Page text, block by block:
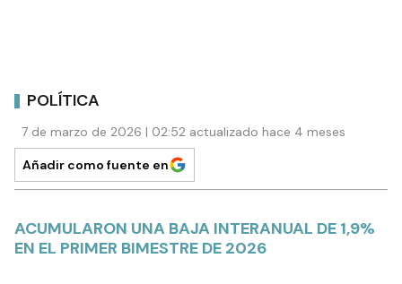
POLÍTICA
7 de marzo de 2026 | 02:52 actualizado hace 4 meses
Añadir como fuente en
ACUMULARON UNA BAJA INTERANUAL DE 1,9%
EN EL PRIMER BIMESTRE DE 2026